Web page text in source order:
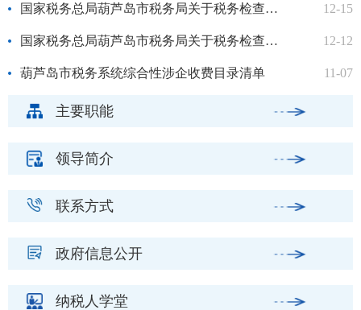
12-15
国家税务总局葫芦岛市税务局关于税务检查证遗失声明的公告
12-12
国家税务总局葫芦岛市税务局关于税务检查证遗失声明的公告
11-07
葫芦岛市税务系统综合性涉企收费目录清单
主要职能
领导简介
联系方式
政府信息公开
纳税人学堂